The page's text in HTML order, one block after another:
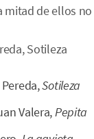
mitad de ellos
Sotileza
Pereda,Sotileza
Valera,Pepita